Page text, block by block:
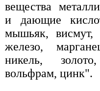
вещества
и дающие
мышьяк, висмут,
железо,
никель,
вольфрам, цинк".